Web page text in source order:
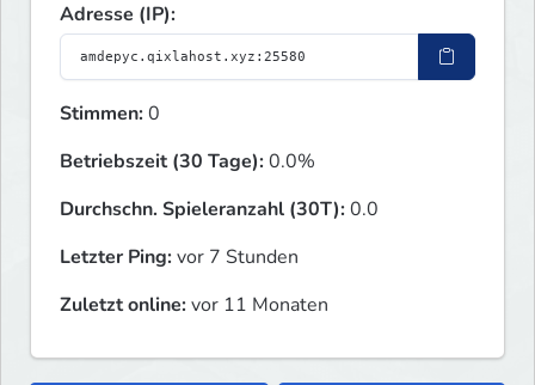
Adresse (IP):
Stimmen:0
Betriebszeit (30 Tage):0.0%
Durchschn. Spieleranzahl (30T):0.0
Letzter Ping:vor 7 Stunden
Zuletzt online:vor 11 Monaten